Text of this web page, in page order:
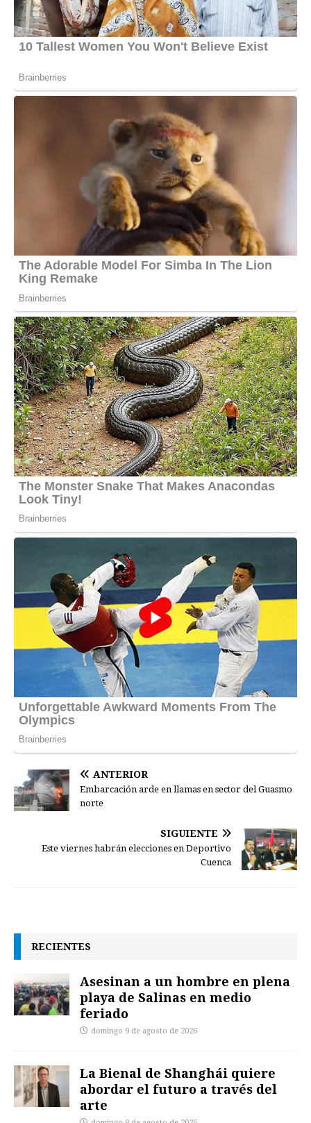
ANTERIOR
Embarcación arde en llamas en sector del Guasmo
norte
SIGUIENTE
Este viernes habrán elecciones en Deportivo
Cuenca
RECIENTES
Asesinan a un hombre en plena
playa de Salinas en medio
feriado
domingo 9 de agosto de 2026
La Bienal de Shanghái quiere
abordar el futuro a través del
arte